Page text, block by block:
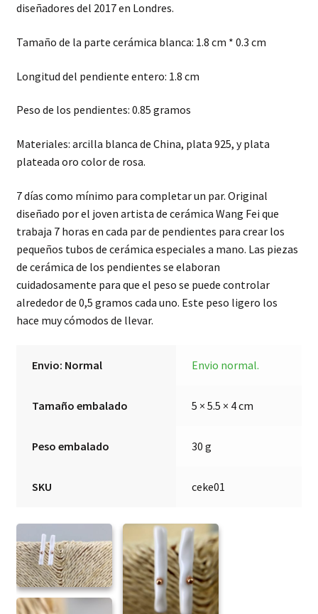
diseñadores del 2017 en Londres.
Tamaño de la parte cerámica blanca: 1.8 cm * 0.3 cm
Longitud del pendiente entero: 1.8 cm
Peso de los pendientes: 0.85 gramos
Materiales: arcilla blanca de China, plata 925, y plata
plateada oro color de rosa.
7 días como mínimo para completar un par. Original
diseñado por el joven artista de cerámica Wang Fei que
trabaja 7 horas en cada par de pendientes para crear los
pequeños tubos de cerámica especiales a mano. Las piezas
de cerámica de los pendientes se elaboran
cuidadosamente para que el peso se puede controlar
alrededor de 0,5 gramos cada uno. Este peso ligero los
hace muy cómodos de llevar.
Envio: Normal Envio normal.
Tamaño embalado 5 × 5.5 × 4 cm
Peso embalado 30 g
SKU ceke01